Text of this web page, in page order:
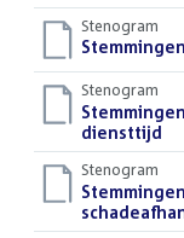
Stenogram
Download
bestand:
Stenogram
Download
bestand:
diensttijd
Stenogram
Download
bestand: